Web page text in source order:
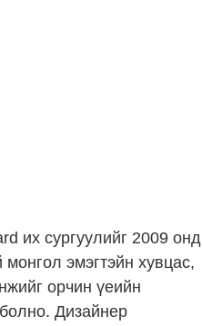
их сургуулийг 2009 онд
эмэгтэйн хувцас,
орчин үеийн
Дизайнер